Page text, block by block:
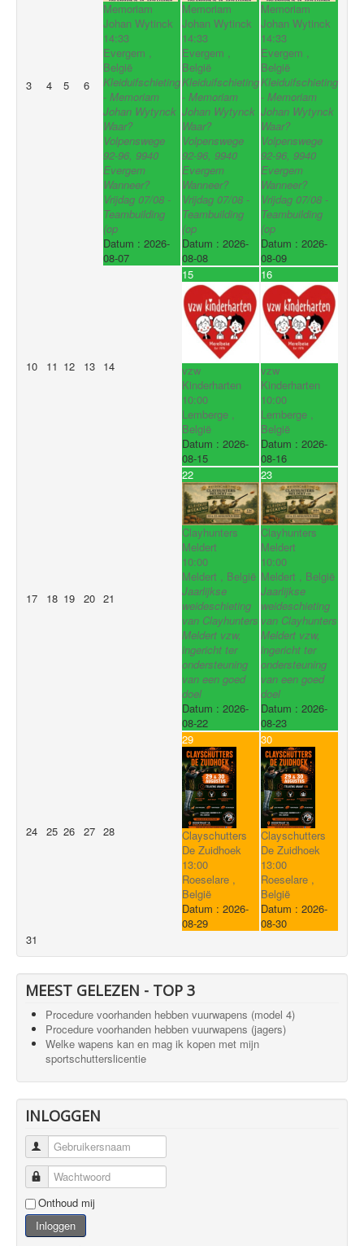
3 4 5 6
Memoriam
Johan Wytinck
14:33
Evergem ,
België
Kleiduifschieting
- Memoriam
Johan Wytynck
Waar?
Volpenswege
92-96, 9940
Evergem
Wanneer?
Vrijdag 07/08 -
Teambuilding
(op
Datum : 2026-
08-07
Memoriam
Johan Wytinck
14:33
Evergem ,
België
Kleiduifschieting
- Memoriam
Johan Wytynck
Waar?
Volpenswege
92-96, 9940
Evergem
Wanneer?
Vrijdag 07/08 -
Teambuilding
(op
Datum : 2026-
08-08
Memoriam
Johan Wytinck
14:33
Evergem ,
België
Kleiduifschieting
- Memoriam
Johan Wytynck
Waar?
Volpenswege
92-96, 9940
Evergem
Wanneer?
Vrijdag 07/08 -
Teambuilding
(op
Datum : 2026-
08-09
10 11 12 13 14
15
vzw
Kinderharten
10:00
Lemberge ,
België
Datum : 2026-
08-15
16
vzw
Kinderharten
10:00
Lemberge ,
België
Datum : 2026-
08-16
17 18 19 20 21
22
Clayhunters
Meldert
10:00
Meldert , België
Jaarlijkse
weideschieting
van Clayhunters
Meldert vzw,
ingericht ter
ondersteuning
van een goed
doel
Datum : 2026-
08-22
23
Clayhunters
Meldert
10:00
Meldert , België
Jaarlijkse
weideschieting
van Clayhunters
Meldert vzw,
ingericht ter
ondersteuning
van een goed
doel
Datum : 2026-
08-23
24 25 26 27 28
29
Clayschutters
De Zuidhoek
13:00
Roeselare ,
België
Datum : 2026-
08-29
30
Clayschutters
De Zuidhoek
13:00
Roeselare ,
België
Datum : 2026-
08-30
31
MEEST GELEZEN - TOP 3
Procedure voorhanden hebben vuurwapens (model 4)
Procedure voorhanden hebben vuurwapens (jagers)
Welke wapens kan en mag ik kopen met mijn
sportschutterslicentie
INLOGGEN
Gebruikersnaam
Wachtwoord
Onthoud mij
Inloggen